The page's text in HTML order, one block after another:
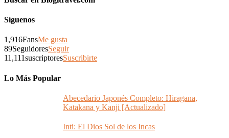
Síguenos
1,916FansMe gusta
89SeguidoresSeguir
11,111suscriptoresSuscribirte
Lo Más Popular
Abecedario Japonés Completo: Hiragana,
Katakana y Kanji [Actualizado]
Inti: El Dios Sol de los Incas